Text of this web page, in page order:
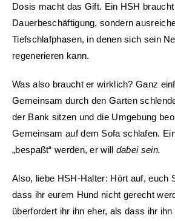
Dosis macht das Gift. Ein HSH
Dauerbeschäftigung, sondern
Tiefschlafphasen, in denen sich sein
regenerieren kann.
Was also braucht er wirklich? Ganz
Gemeinsam durch den Garten
der Bank sitzen und die Umgebung
Gemeinsam auf dem Sofa schlafen.
„bespaßt“ werden, er will dabei sein.
Also, liebe HSH-Halter: Hört auf, euch
dass ihr eurem Hund nicht gerecht
überfordert ihr ihn eher, als dass ihr ihn